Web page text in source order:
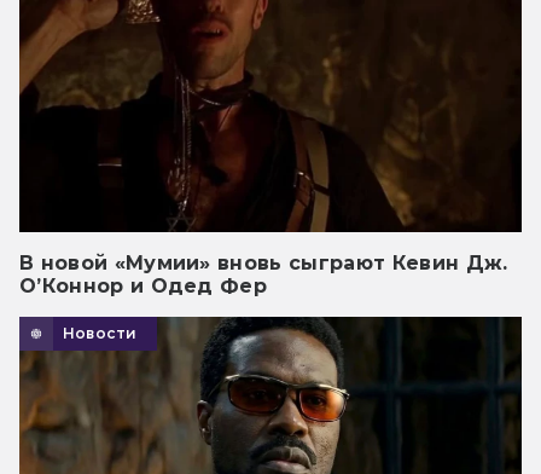
В новой «Мумии» вновь сыграют Кевин Дж.
О’Коннор и Одед Фер
Новости